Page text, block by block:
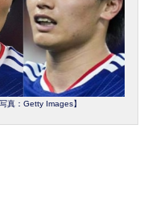
真：Getty Images】